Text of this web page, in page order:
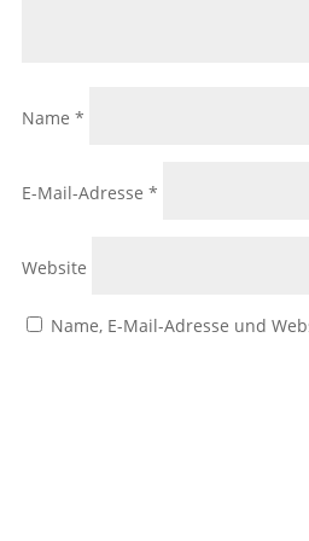
Name*
E-Mail-Adresse*
Website
Name, E-Mail-Adresse und